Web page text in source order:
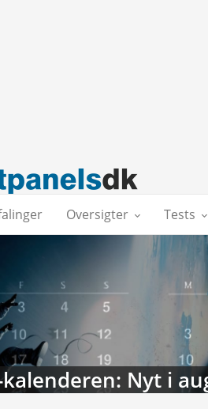
Oversigter Tests
Nyt i